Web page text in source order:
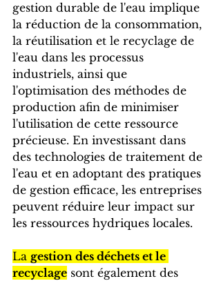
gestion durable de l'eau implique
la réduction de la consommation,
la réutilisation et le recyclage de
l'eau dans les processus
industriels, ainsi que
l'optimisation des méthodes de
production afin de minimiser
l'utilisation de cette ressource
précieuse. En investissant dans
des technologies de traitement de
l'eau et en adoptant des pratiques
de gestion efficace, les entreprises
peuvent réduire leur impact sur
les ressources hydriques locales.
La gestion des déchets et le
recyclage sont également des